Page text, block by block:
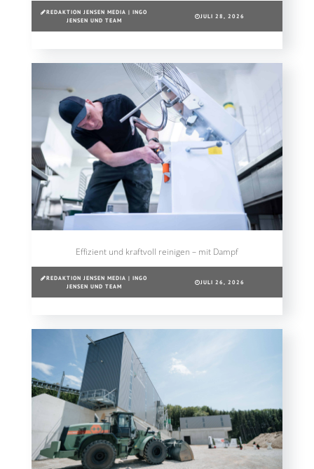
REDAKTION JENSEN MEDIA | INGO
JENSEN UND TEAM
JULI 28, 2026
Effizient und kraftvoll reinigen – mit Dampf
REDAKTION JENSEN MEDIA | INGO
JENSEN UND TEAM
JULI 26, 2026